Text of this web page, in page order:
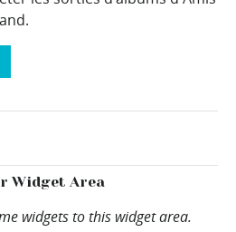
Widget Area
widgets to this widget area.